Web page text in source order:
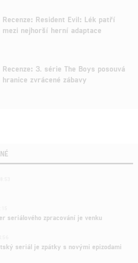
Recenze: Resident Evil: Lék patří
mezi nejhorší herní adaptace
Recenze: 3. série The Boys posouvá
hranice zvrácené zábavy
seriálového zpracování je venku
seriál je zpátky s novými epizodami